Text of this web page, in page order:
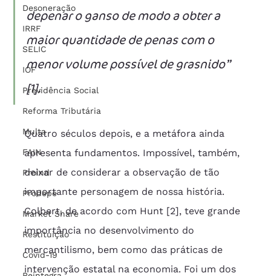
Desoneração
IRRF
SELIC
IOF
Previdência Social
Reforma Tributária
Multa
FAIN
Proind
Prodepe
Market Share
Restituição
Covid-19
depenar o ganso de modo a obter a
maior quantidade de penas com o
menor volume possível de grasnido”
[1].
Quatro séculos depois, e a metáfora ainda
apresenta fundamentos. Impossível, também,
deixar de considerar a observação de tão
importante personagem de nossa história.
Colbert, de acordo com Hunt [2], teve grande
importância no desenvolvimento do
mercantilismo, bem como das práticas de
intervenção estatal na economia. Foi um dos